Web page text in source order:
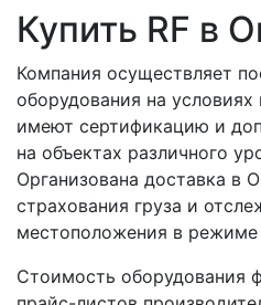
Купить RF в
Компания осуществляет
оборудования на
имеют сертификацию и
на объектах различного
Организована доставка в
страхования груза и
местоположения в режиме
Стоимость оборудования